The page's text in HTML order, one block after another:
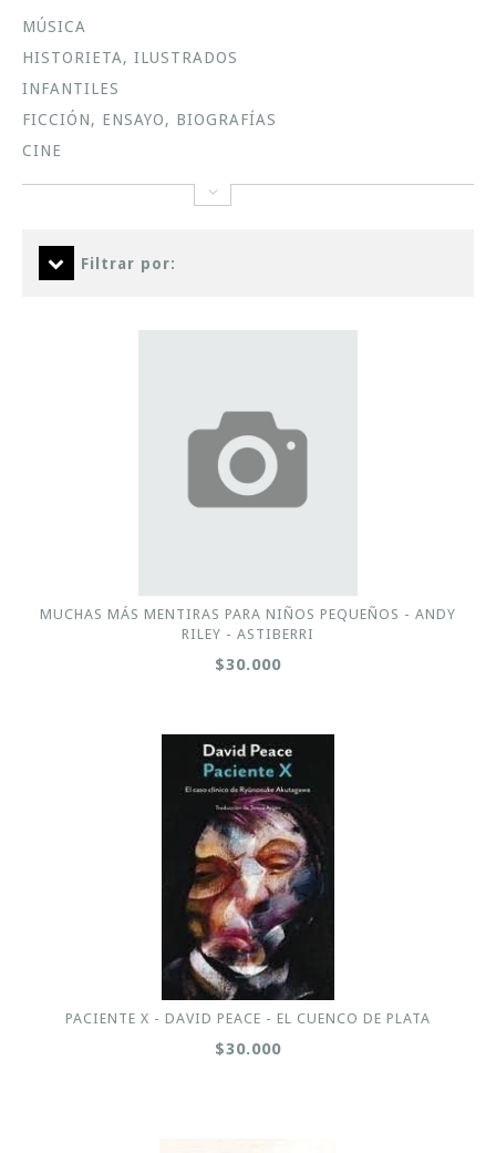
MÚSICA
HISTORIETA, ILUSTRADOS
INFANTILES
FICCIÓN, ENSAYO, BIOGRAFÍAS
CINE
Filtrar por:
MUCHAS MÁS MENTIRAS PARA NIÑOS PEQUEÑOS - ANDY
RILEY - ASTIBERRI
$30.000
PACIENTE X - DAVID PEACE - EL CUENCO DE PLATA
$30.000